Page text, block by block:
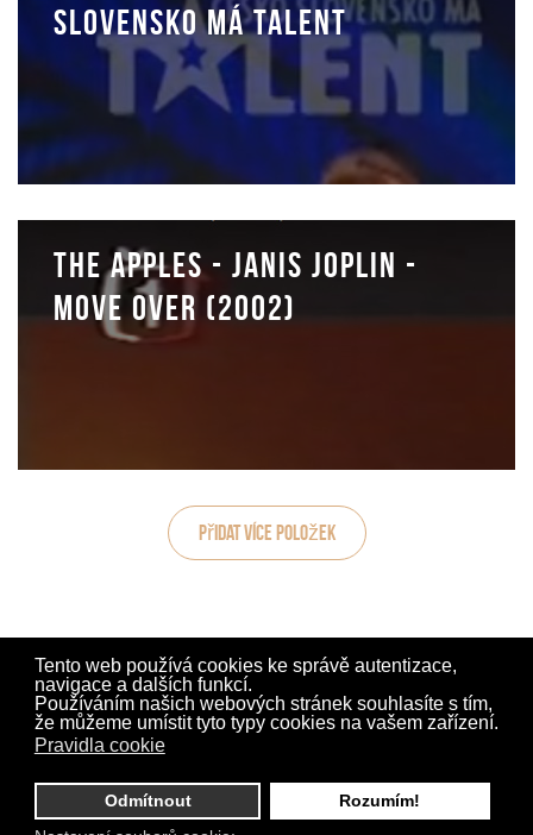
Tento web používá cookies ke správě autentizace,
navigace a dalších funkcí.
Používáním našich webových stránek souhlasíte s tím,
že můžeme umístit tyto typy cookies na vašem zařízení.
Pravidla cookie
Odmítnout
Rozumím!
The Apples - Janis Joplin -
Move Over (2002)
Slovensko má talent
Přidat více položek
© COPYRIGHTTHE APPLES